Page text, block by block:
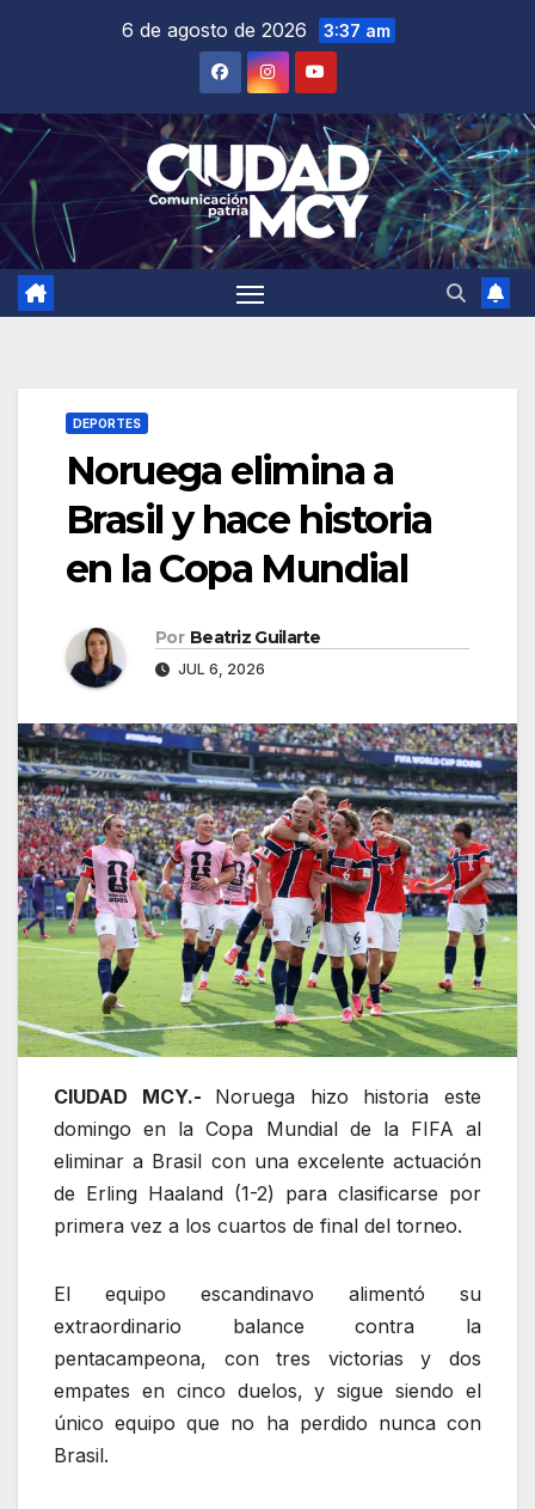
6 de agosto de 2026 3:37 am
DEPORTES
Noruega elimina a
Brasil y hace historia
en la Copa Mundial
Por Beatriz Guilarte
JUL 6, 2026
CIUDAD MCY.- Noruega hizo historia este
domingo en la Copa Mundial de la FIFA al
eliminar a Brasil con una excelente actuación
de Erling Haaland (1-2) para clasificarse por
primera vez a los cuartos de final del torneo.
El equipo escandinavo alimentó su
extraordinario balance contra la
pentacampeona, con tres victorias y dos
empates en cinco duelos, y sigue siendo el
único equipo que no ha perdido nunca con
Brasil.